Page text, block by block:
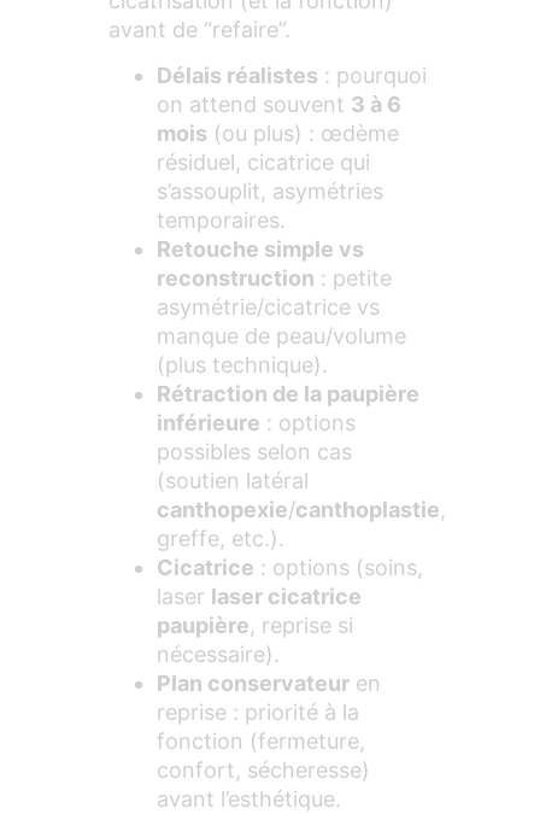
avant de “refaire”.
Délais réalistes : pourquoi
on attend souvent 3 à 6
mois (ou plus) : œdème
résiduel, cicatrice qui
s’assouplit, asymétries
temporaires.
Retouche simple vs
reconstruction : petite
asymétrie/cicatrice vs
manque de peau/volume
(plus technique).
Rétraction de la paupière
inférieure : options
possibles selon cas
(soutien latéral
canthopexie/canthoplastie,
greffe, etc.).
Cicatrice : options (soins,
laser laser cicatrice
paupière, reprise si
nécessaire).
Plan conservateur en
reprise : priorité à la
fonction (fermeture,
confort, sécheresse)
avant l’esthétique.